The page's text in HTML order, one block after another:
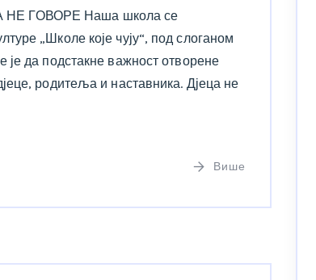
ГОВОРЕ Наша школа се
„Школе које чују“, под слоганом
да подстакне важност отворене
родитеља и наставника. Дјеца не
Више